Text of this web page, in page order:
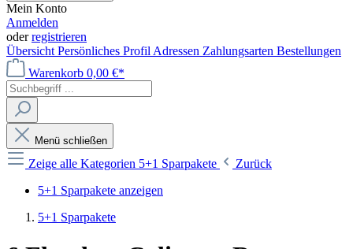
Mein Konto
Anmelden
oderregistrieren
Übersicht Persönliches Profil Adressen Zahlungsarten Bestellungen
Warenkorb 0,00 €*
Menü schließen
Zeige alle Kategorien 5+1 Sparpakete
Zurück
5+1 Sparpakete anzeigen
5+1 Sparpakete